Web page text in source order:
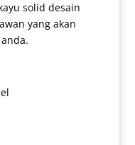
solid desain
yang akan